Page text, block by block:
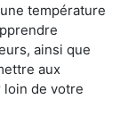
température
ainsi que
aux
de votre